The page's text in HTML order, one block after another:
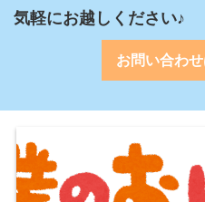
気軽にお越しください♪
お問い合わ